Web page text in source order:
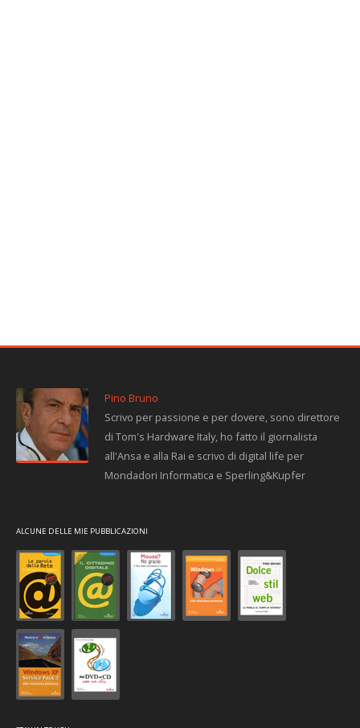
Pino Bruno
Scrivo per passione e per dovere, sono direttore
di Tom's Hardware Italy, ho fatto il giornalista
all'Ansa e alla Rai e scrivo di digital life per
Mondadori Informatica e Sperling&Kupfer
ALCUNE DELLE MIE PUBBLICAZIONI